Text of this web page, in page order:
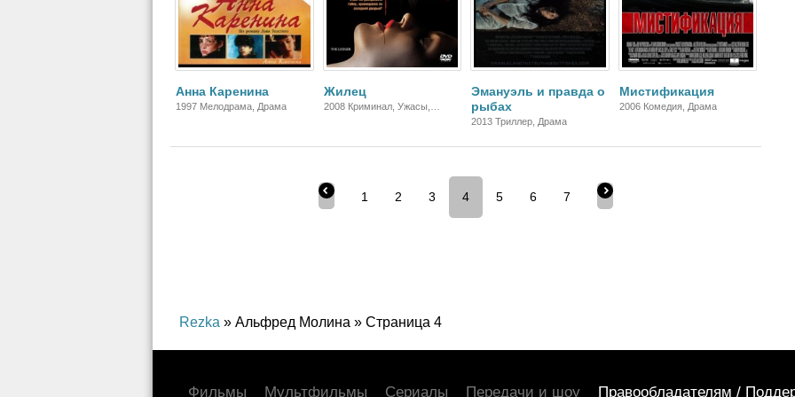
Анна Каренина
1997 Мелодрама, Драма
Жилец
2008 Криминал, Ужасы,
Эмануэль и правда о
рыбах
2013 Триллер, Драма
Мистификация
2006 Комедия, Драма
1 2 3 4 5 6 7
Rezka » Альфред Молина » Страница 4
Фильмы Мультфильмы Сериалы Передачи и шоу Правообладателям /